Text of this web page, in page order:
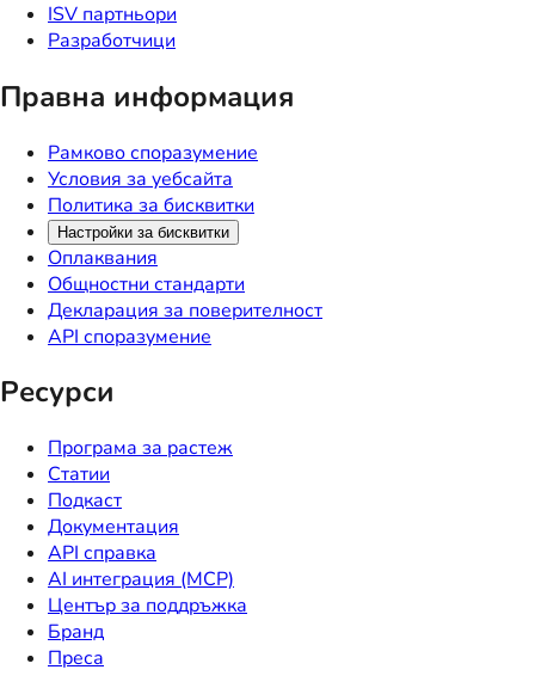
ISV партньори
Разработчици
Правна информация
Рамково споразумение
Условия за уебсайта
Политика за бисквитки
Настройки за бисквитки
Оплаквания
Общностни стандарти
Декларация за поверителност
API споразумение
Ресурси
Програма за растеж
Статии
Подкаст
Документация
API справка
AI интеграция (MCP)
Център за поддръжка
Бранд
Преса